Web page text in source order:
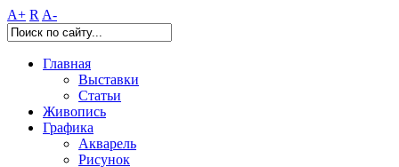
A+ R A-
Главная
Выставки
Статьи
Живопись
Графика
Акварель
Рисунок